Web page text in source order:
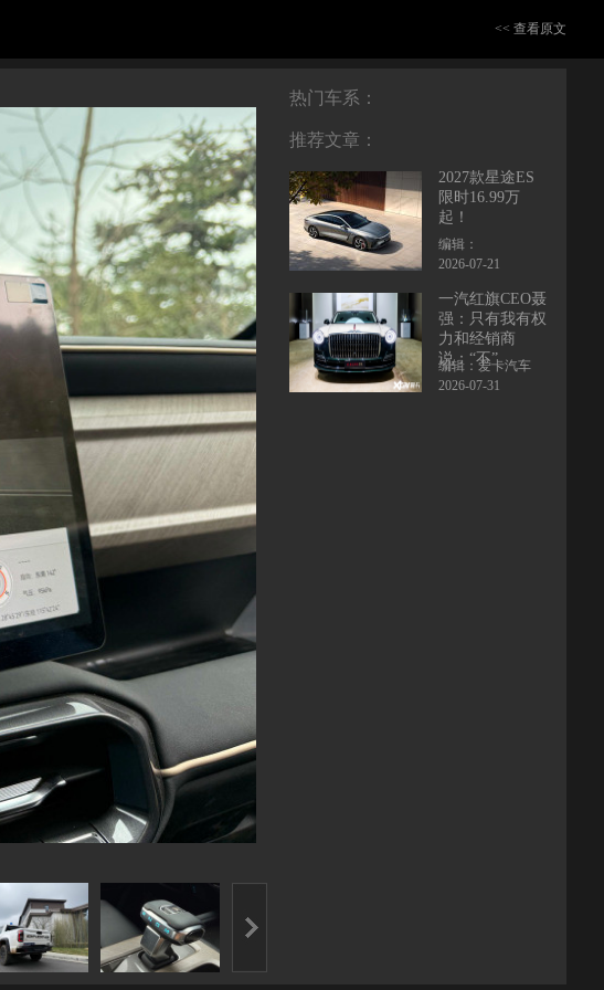
<< 查看原文
热门车系：
推荐文章：
2027款星途ES
限时16.99万
起！
编辑：
2026-07-21
一汽红旗CEO聂
强：只有我有权
力和经销商
说：“不”
编辑：爱卡汽车
2026-07-31